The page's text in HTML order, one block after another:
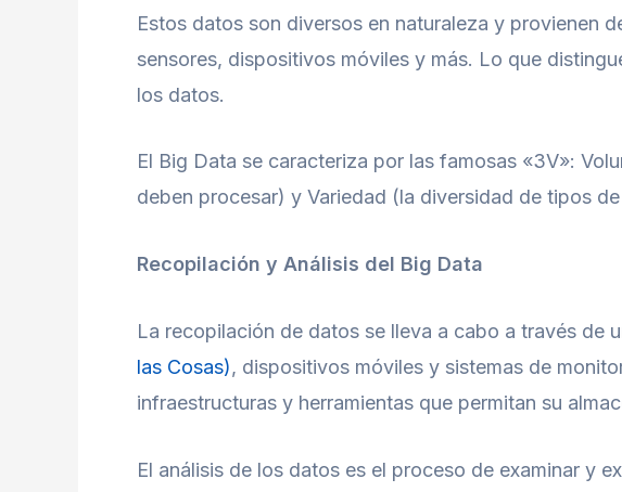
Estos datos son diversos en naturaleza y provienen
sensores, dispositivos móviles y más. Lo que
los datos.
El Big Data se caracteriza por las famosas «3V»:
deben procesar) y Variedad (la diversidad de tipos
Recopilación y Análisis del Big Data
La recopilación de datos se lleva a cabo a través de
las Cosas), dispositivos móviles y sistemas de
infraestructuras y herramientas que permitan su
El análisis de los datos es el proceso de examinar y